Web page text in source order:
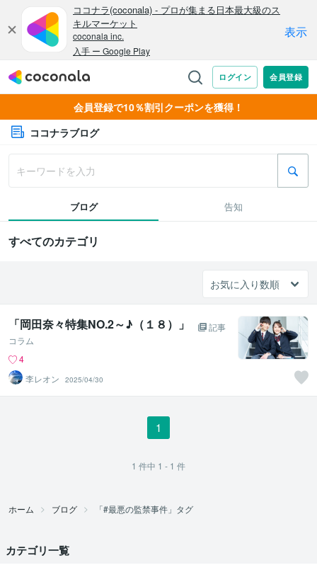
会員登録で10％割引クーポンを獲得！
ココナラブログ
ブログ 告知
すべてのカテゴリ
「岡田奈々特集NO.2～♪（１８）」
記事
コラム
4
李レオン
2025/04/30
1
1 件中 1 - 1 件
ホーム ブログ 「#最悪の監禁事件」タグ
カテゴリ一覧